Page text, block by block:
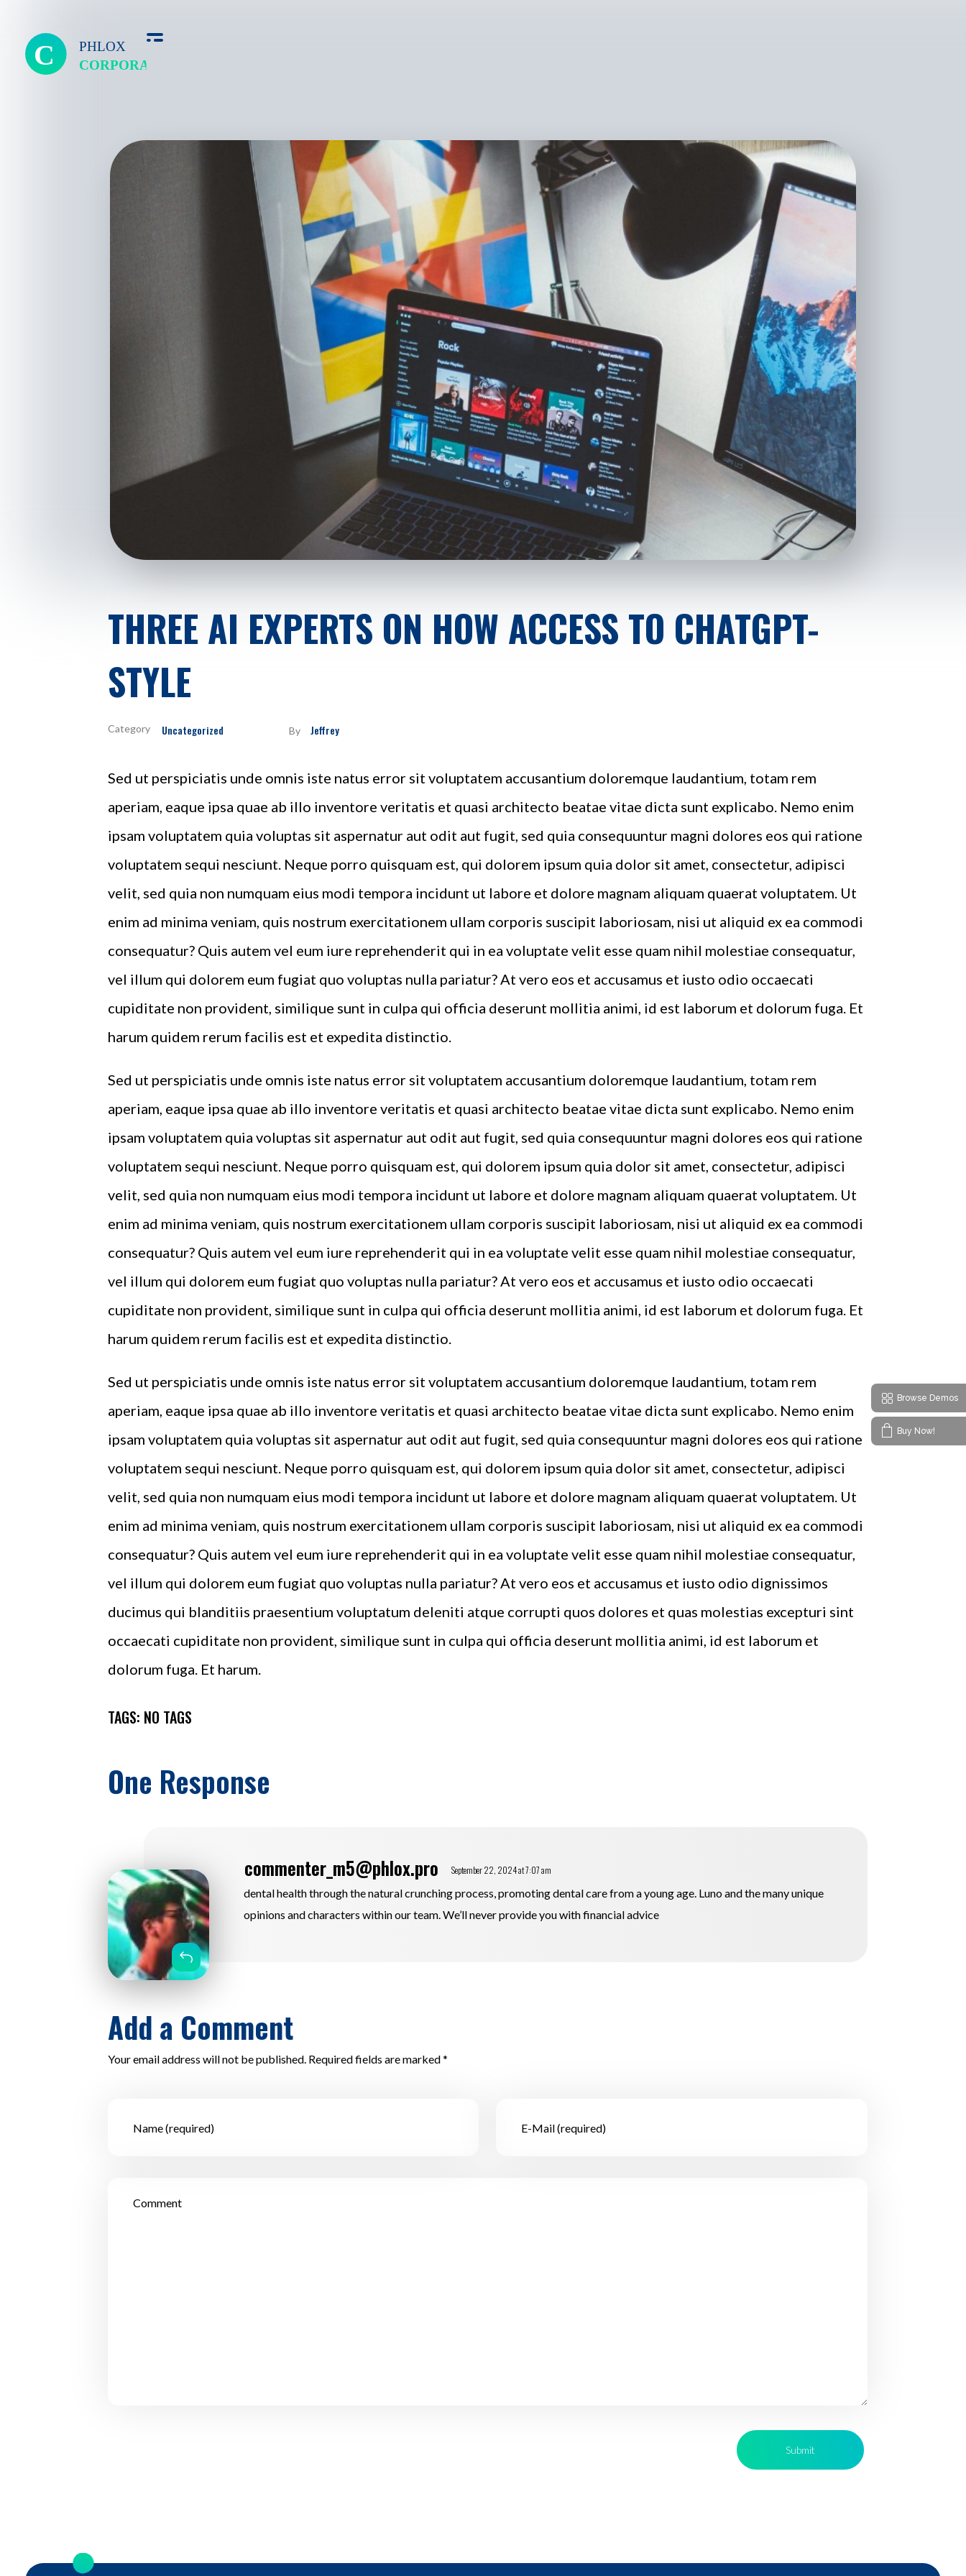
THREE AI EXPERTS ON HOW ACCESS TO CHATGPT-
STYLE
By Jeffrey
Uncategorized
Sed ut perspiciatis unde omnis iste natus error sit voluptatem accusantium doloremque laudantium, totam rem
aperiam, eaque ipsa quae ab illo inventore veritatis et quasi architecto beatae vitae dicta sunt explicabo. Nemo enim
ipsam voluptatem quia voluptas sit aspernatur aut odit aut fugit, sed quia consequuntur magni dolores eos qui ratione
voluptatem sequi nesciunt. Neque porro quisquam est, qui dolorem ipsum quia dolor sit amet, consectetur, adipisci
velit, sed quia non numquam eius modi tempora incidunt ut labore et dolore magnam aliquam quaerat voluptatem. Ut
enim ad minima veniam, quis nostrum exercitationem ullam corporis suscipit laboriosam, nisi ut aliquid ex ea commodi
consequatur? Quis autem vel eum iure reprehenderit qui in ea voluptate velit esse quam nihil molestiae consequatur,
vel illum qui dolorem eum fugiat quo voluptas nulla pariatur? At vero eos et accusamus et iusto odio occaecati
cupiditate non provident, similique sunt in culpa qui officia deserunt mollitia animi, id est laborum et dolorum fuga. Et
harum quidem rerum facilis est et expedita distinctio.
Sed ut perspiciatis unde omnis iste natus error sit voluptatem accusantium doloremque laudantium, totam rem
aperiam, eaque ipsa quae ab illo inventore veritatis et quasi architecto beatae vitae dicta sunt explicabo. Nemo enim
ipsam voluptatem quia voluptas sit aspernatur aut odit aut fugit, sed quia consequuntur magni dolores eos qui ratione
voluptatem sequi nesciunt. Neque porro quisquam est, qui dolorem ipsum quia dolor sit amet, consectetur, adipisci
velit, sed quia non numquam eius modi tempora incidunt ut labore et dolore magnam aliquam quaerat voluptatem. Ut
enim ad minima veniam, quis nostrum exercitationem ullam corporis suscipit laboriosam, nisi ut aliquid ex ea commodi
consequatur? Quis autem vel eum iure reprehenderit qui in ea voluptate velit esse quam nihil molestiae consequatur,
vel illum qui dolorem eum fugiat quo voluptas nulla pariatur? At vero eos et accusamus et iusto odio occaecati
cupiditate non provident, similique sunt in culpa qui officia deserunt mollitia animi, id est laborum et dolorum fuga. Et
harum quidem rerum facilis est et expedita distinctio.
Sed ut perspiciatis unde omnis iste natus error sit voluptatem accusantium doloremque laudantium, totam rem
aperiam, eaque ipsa quae ab illo inventore veritatis et quasi architecto beatae vitae dicta sunt explicabo. Nemo enim
ipsam voluptatem quia voluptas sit aspernatur aut odit aut fugit, sed quia consequuntur magni dolores eos qui ratione
voluptatem sequi nesciunt. Neque porro quisquam est, qui dolorem ipsum quia dolor sit amet, consectetur, adipisci
velit, sed quia non numquam eius modi tempora incidunt ut labore et dolore magnam aliquam quaerat voluptatem. Ut
enim ad minima veniam, quis nostrum exercitationem ullam corporis suscipit laboriosam, nisi ut aliquid ex ea commodi
consequatur? Quis autem vel eum iure reprehenderit qui in ea voluptate velit esse quam nihil molestiae consequatur,
vel illum qui dolorem eum fugiat quo voluptas nulla pariatur? At vero eos et accusamus et iusto odio dignissimos
ducimus qui blanditiis praesentium voluptatum deleniti atque corrupti quos dolores et quas molestias excepturi sint
occaecati cupiditate non provident, similique sunt in culpa qui officia deserunt mollitia animi, id est laborum et
dolorum fuga. Et harum.
TAGS: NO TAGS
One Response
commenter_m5@phlox.pro September 22, 2024 at 7:07 am
dental health through the natural crunching process, promoting dental care from a young age. Luno and the many unique
opinions and characters within our team. We’ll never provide you with financial advice
Reply
Add a Comment
Your email address will not be published. Required fields are marked *
Browse Demos
Buy Now!